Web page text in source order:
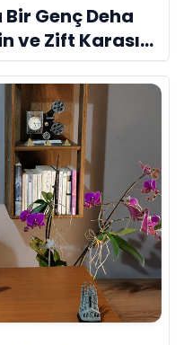
Genç Deha
ve Zift Karası